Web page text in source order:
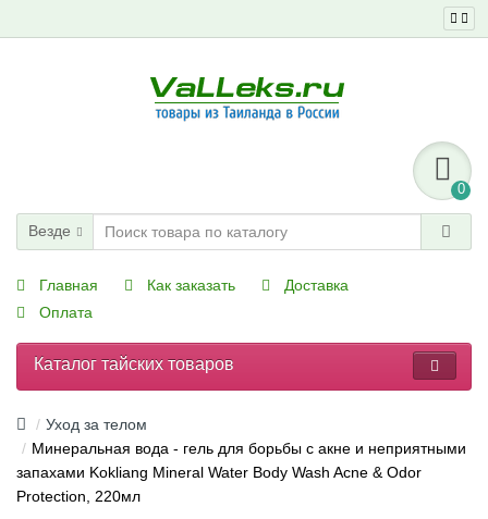
0
Везде
Главная Как заказать
Доставка
Оплата
Каталог тайских товаров
Уход за телом
Минеральная вода - гель для борьбы с акне и неприятными
запахами Kokliang Mineral Water Body Wash Acne & Odor
Protection, 220мл